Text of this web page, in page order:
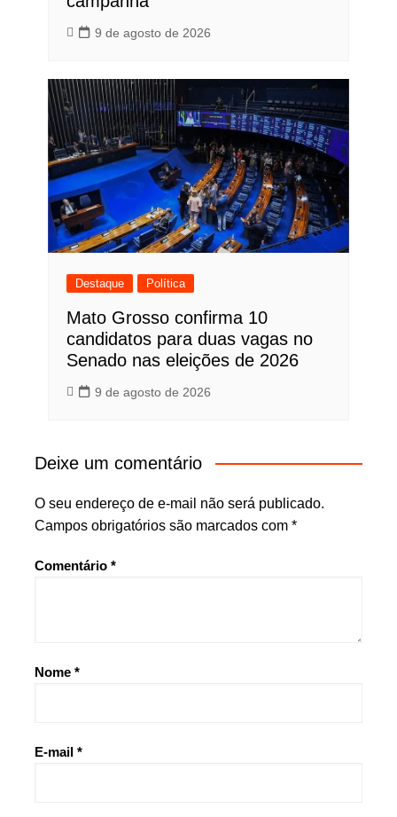
9 de agosto de 2026
Destaque Política
Mato Grosso confirma 10
candidatos para duas vagas no
Senado nas eleições de 2026
9 de agosto de 2026
Deixe um comentário
O seu endereço de e-mail não será publicado.
Campos obrigatórios são marcados com *
Comentário *
Nome *
E-mail *